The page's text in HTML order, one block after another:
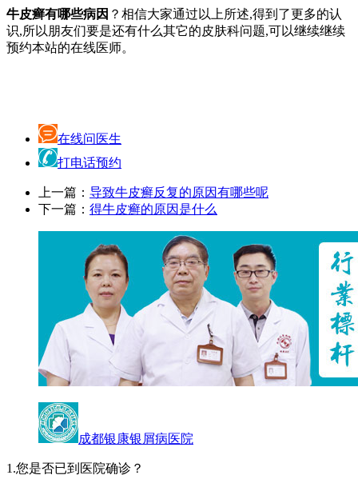
牛皮癣有哪些病因 ？相信大家通过以上所述,得到了更多的认
识,所以朋友们要是还有什么其它的皮肤科问题,可以继续继续
预约本站的在线医师。
在线问医生
打电话预约
上一篇： 导致牛皮癣反复的原因有哪些呢
下一篇： 得牛皮癣的原因是什么
成都银康银屑病医院
1.您是否已到医院确诊？